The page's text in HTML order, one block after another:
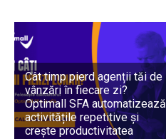
Cât timp pierd agenții tăi de
vânzări în fiecare zi?
Optimall SFA automatizează
activitățile repetitive și
crește productivitatea